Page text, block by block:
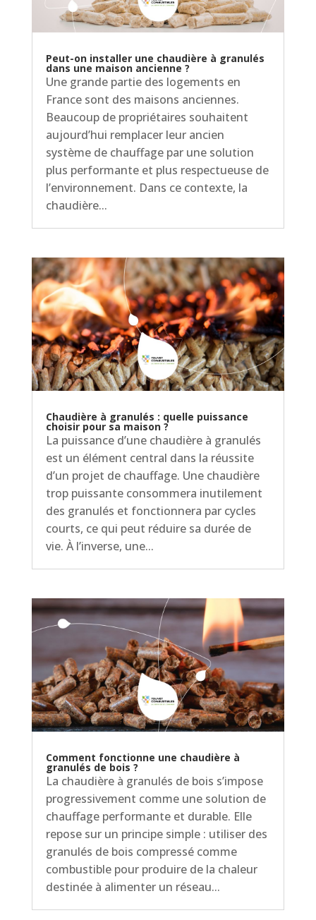
Peut-on installer une chaudière à granulés
dans une maison ancienne ?
Une grande partie des logements en
France sont des maisons anciennes.
Beaucoup de propriétaires souhaitent
aujourd’hui remplacer leur ancien
système de chauffage par une solution
plus performante et plus respectueuse de
l’environnement. Dans ce contexte, la
chaudière...
Chaudière à granulés : quelle puissance
choisir pour sa maison ?
La puissance d’une chaudière à granulés
est un élément central dans la réussite
d’un projet de chauffage. Une chaudière
trop puissante consommera inutilement
des granulés et fonctionnera par cycles
courts, ce qui peut réduire sa durée de
vie. À l’inverse, une...
Comment fonctionne une chaudière à
granulés de bois ?
La chaudière à granulés de bois s’impose
progressivement comme une solution de
chauffage performante et durable. Elle
repose sur un principe simple : utiliser des
granulés de bois compressé comme
combustible pour produire de la chaleur
destinée à alimenter un réseau...